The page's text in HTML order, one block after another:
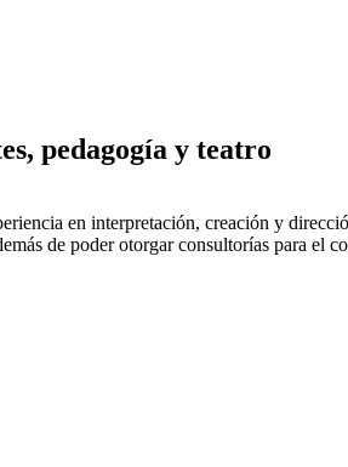
pedagogía y teatro
en interpretación, creación y
de poder otorgar consultorías para